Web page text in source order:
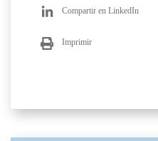
Compartir en LinkedIn
Imprimir